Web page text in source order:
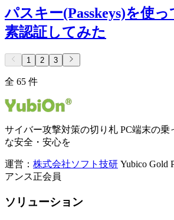
パスキー(Passkeys)を使
素認証してみた
1 2 3
全 65 件
サイバー攻撃対策の切り札 PC端末の乗
な安全・安心を
運営： 株式会社ソフト技研 Yubico Gold
アンス正会員
ソリューション